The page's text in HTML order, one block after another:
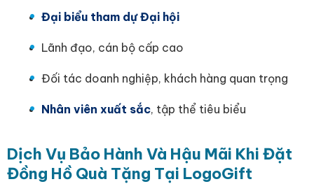
Đại biểu tham dự Đại hội
Lãnh đạo, cán bộ cấp cao
Đối tác doanh nghiệp, khách hàng quan trọng
Nhân viên xuất sắc, tập thể tiêu biểu
Dịch Vụ Bảo Hành Và Hậu Mãi Khi Đặt
Đồng Hồ Quà Tặng Tại LogoGift